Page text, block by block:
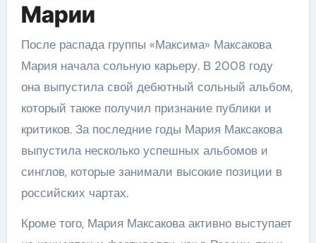
Марии
После распада группы «Максима» Максакова
Мария начала сольную карьеру. В 2008 году
она выпустила свой дебютный сольный альбом,
который также получил признание публики и
критиков. За последние годы Мария Максакова
выпустила несколько успешных альбомов и
синглов, которые занимали высокие позиции в
российских чартах.
Кроме того, Мария Максакова активно выступает